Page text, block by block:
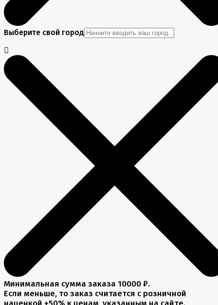
Выберите свой город
Минимальная сумма заказа 10000 ₽.
Если меньше, то заказ считается с розничной